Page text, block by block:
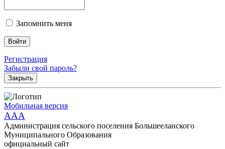
Запомнить меня
Регистрация
Забыли свой пароль?
Закрыть
Мобильная версия
AAA
Администрация сельского поселения Большееланского
Муниципального Образования
официальный сайт